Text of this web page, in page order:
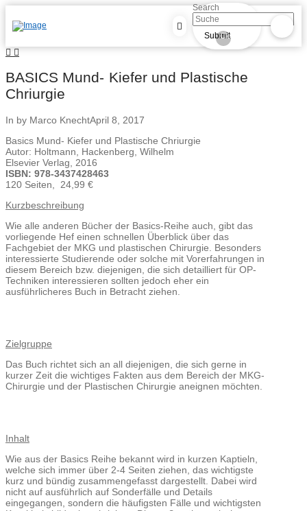
Search
Submit
Clear
BASICS Mund- Kiefer und Plastische
Chriurgie
In by Marco KnechtApril 8, 2017
Basics Mund- Kiefer und Plastische Chriurgie
Autor: Holtmann, Hackenberg, Wilhelm
Elsevier Verlag, 2016
ISBN: 978-3437428463
120 Seiten, 24,99 €
Kurzbeschreibung
Wie alle anderen Bücher der Basics-Reihe auch, gibt das
vorliegende Hef einen schnellen Überblick über das
Fachgebiet der MKG und plastischen Chirurgie. Besonders
interessierte Studierende oder solche mit Vorerfahrungen in
diesem Bereich bzw. diejenigen, die sich detailliert für OP-
Techniken interessieren sollten jedoch eher ein
ausführlicheres Buch in Betracht ziehen.
Zielgruppe
Das Buch richtet sich an all diejenigen, die sich gerne in
kurzer Zeit die wichtiges Fakten aus dem Bereich der MKG-
Chirurgie und der Plastischen Chirurgie aneignen möchten.
Inhalt
Wie aus der Basics Reihe bekannt wird in kurzen Kaptieln,
welche sich immer über 2-4 Seiten ziehen, das wichtigste
kurz und bündig zusammengefasst dargestellt. Dabei wird
nicht auf ausführlich auf Sonderfälle und Details
eingegangen, sondern die häufigsten Fälle und wichtigsten